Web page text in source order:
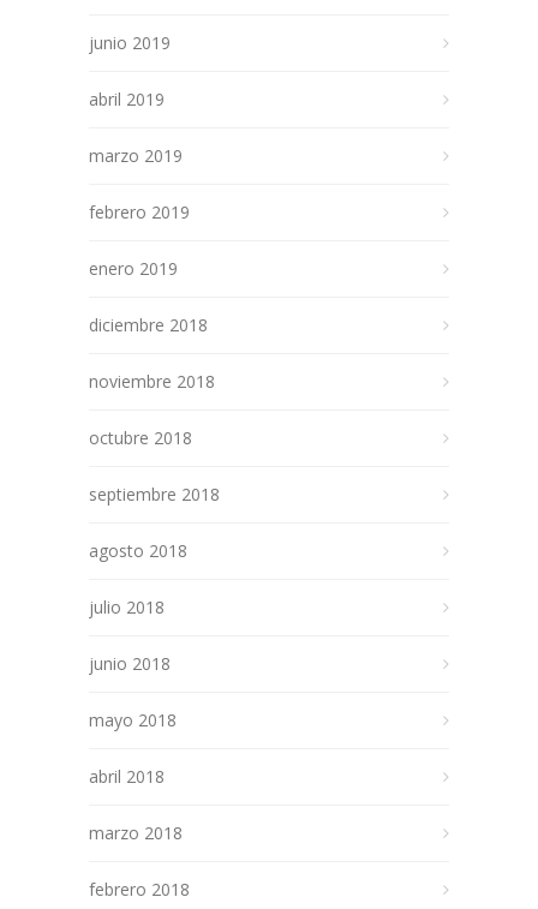
junio 2019
abril 2019
marzo 2019
febrero 2019
enero 2019
diciembre 2018
noviembre 2018
octubre 2018
septiembre 2018
agosto 2018
julio 2018
junio 2018
mayo 2018
abril 2018
marzo 2018
febrero 2018